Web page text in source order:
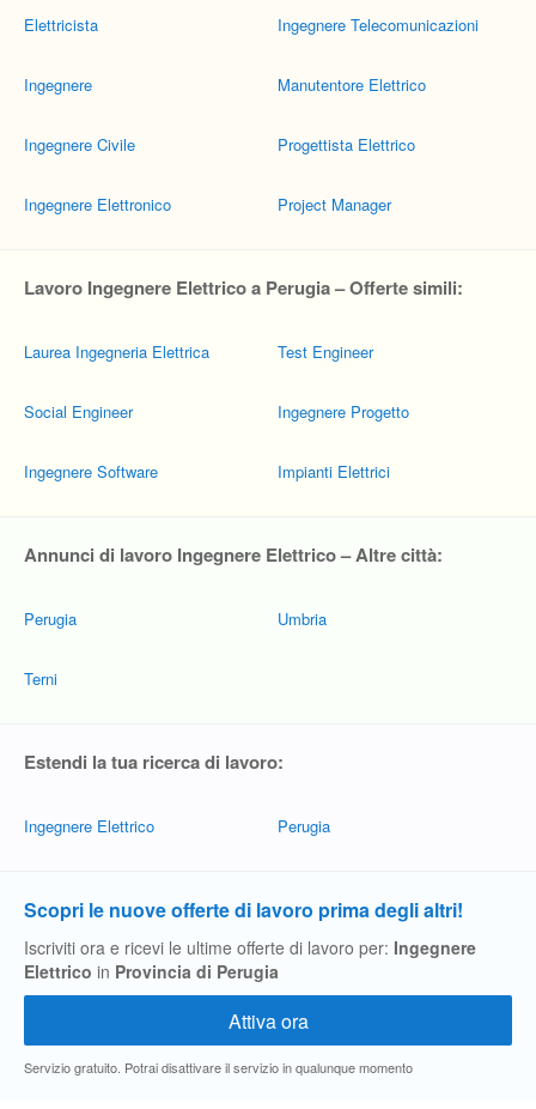
Elettricista
Ingegnere
Ingegnere Civile
Ingegnere Elettronico
Ingegnere Telecomunicazioni
Manutentore Elettrico
Progettista Elettrico
Project Manager
Lavoro Ingegnere Elettrico a Perugia – Offerte simili:
Laurea Ingegneria Elettrica
Social Engineer
Ingegnere Software
Test Engineer
Ingegnere Progetto
Impianti Elettrici
Annunci di lavoro Ingegnere Elettrico – Altre città:
Perugia
Terni
Umbria
Estendi la tua ricerca di lavoro:
Ingegnere Elettrico Perugia
Scopri le nuove offerte di lavoro prima degli altri!
Iscriviti ora e ricevi le ultime offerte di lavoro per: Ingegnere
Elettrico in Provincia di Perugia
Servizio gratuito. Potrai disattivare il servizio in qualunque momento